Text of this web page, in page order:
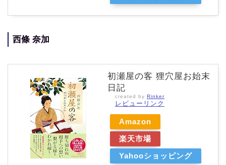
西條 奈加
初瀬屋の客 狸穴屋お始末
日記
created by Rinker
レビューリンク
Amazon
楽天市場
Yahooショッピング